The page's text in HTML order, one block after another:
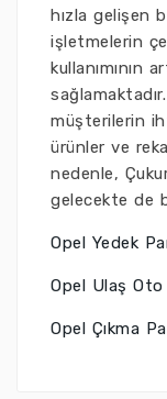
hızla gelişen
işletmelerin
kullanımının
müşterilerin
ürünler ve
nedenle,
gelecekte de
Opel Yedek
Opel Ulaş Oto
Opel Çıkma